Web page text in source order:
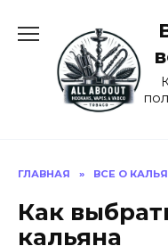
содержанию
ГЛАВНАЯ » ВСЕ О
Как
кальяна